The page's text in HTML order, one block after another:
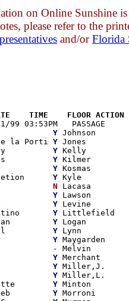
on Online Sunshine
please refer to the
and/orFlorida
TIME    FLOOR
03:53PM   PASSAGE
Y
la Porti Y
Y
Y
Y
Y
N
Y
Y
Y
Y
Y
Y
-
Y
Y
Y
Y Minton
Y